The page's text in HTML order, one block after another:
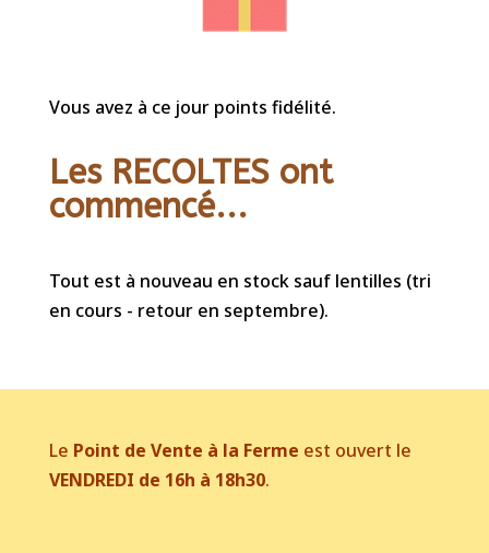
Vous avez à ce jour points fidélité.
Les RECOLTES ont
commencé...
Tout est à nouveau en stock sauf lentilles (tri
en cours - retour en septembre).
Le Point de Vente à la Ferme est ouvert le
VENDREDI de 16h à 18h30.